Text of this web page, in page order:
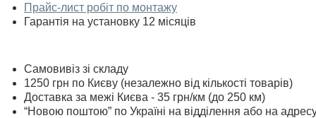
Прайс-лист робіт по монтажу
Гарантія на установку 12 місяців
Самовивіз зі складу
1250 грн по Києву (незалежно від кількості товарів)
Доставка за межі Києва - 35 грн/км (до 250 км)
“Новою поштою” по Україні на відділення або на